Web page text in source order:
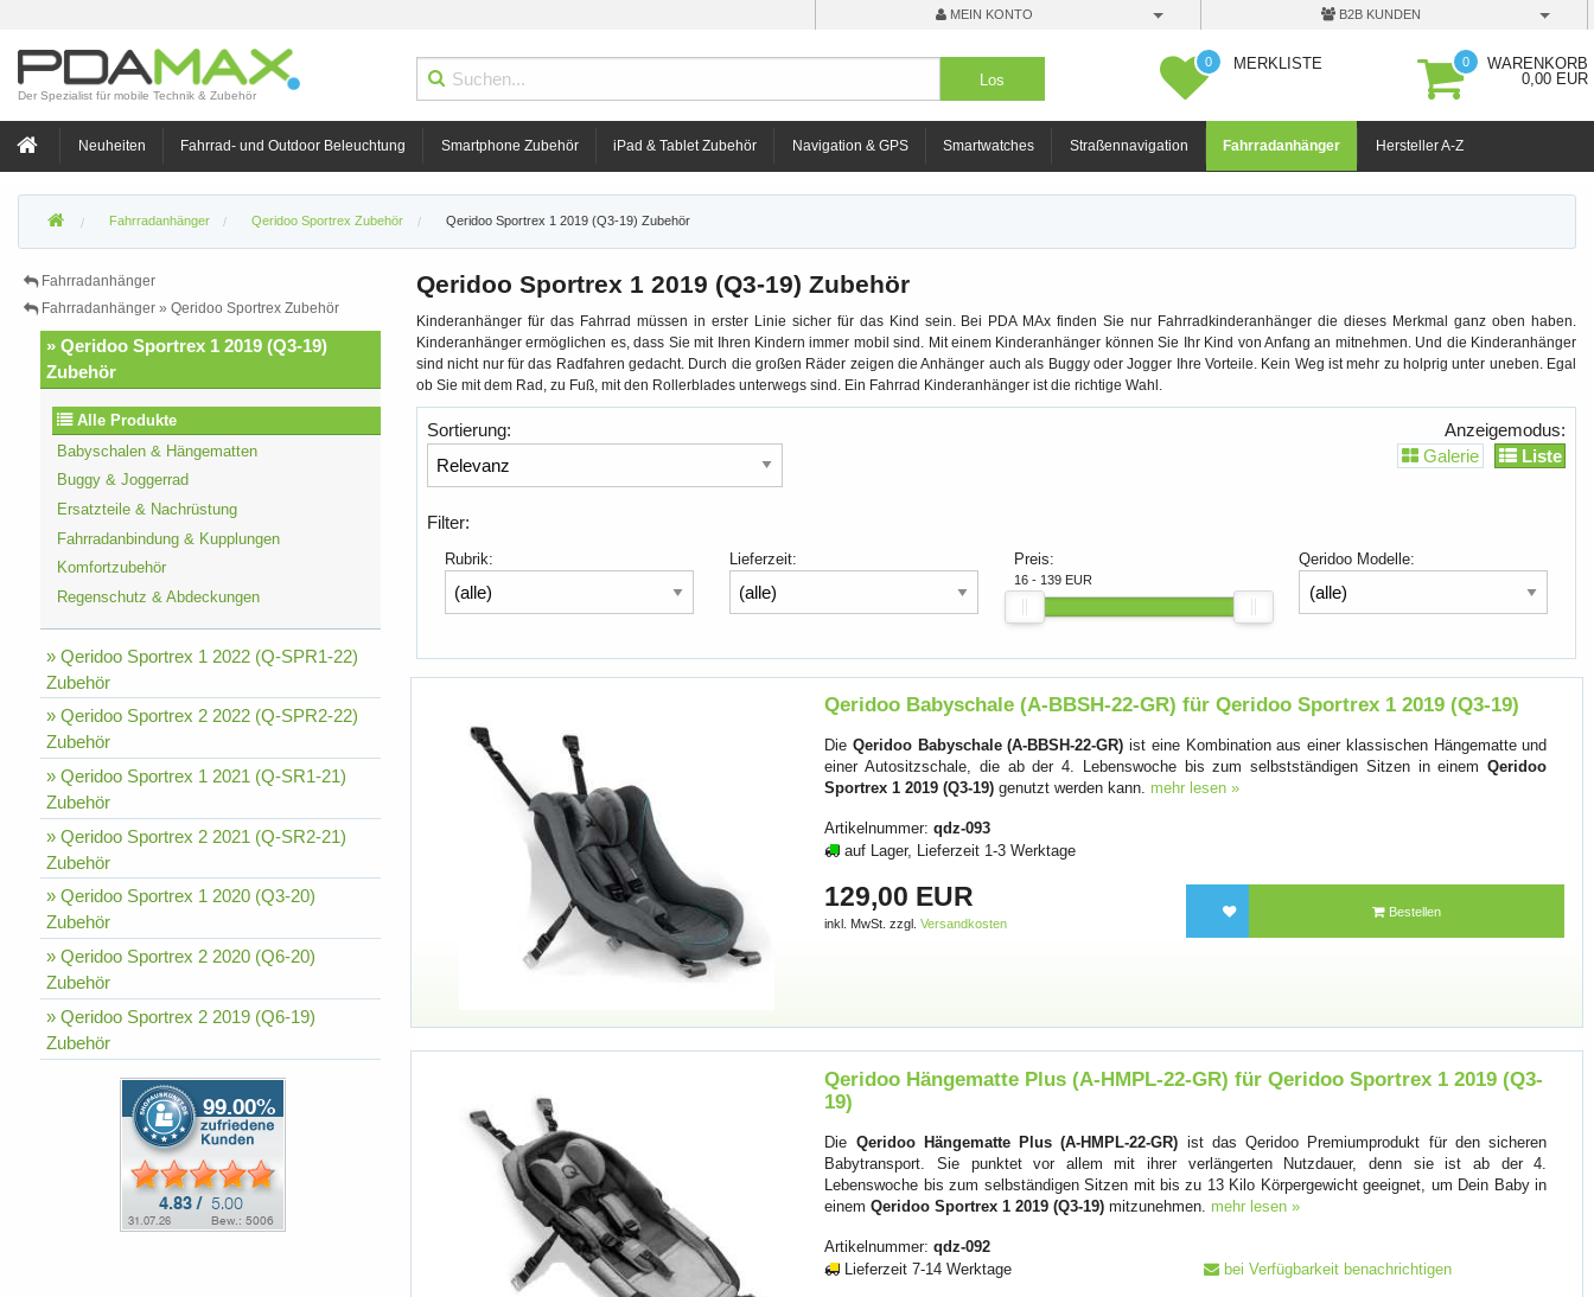
MEIN KONTO B2B KUNDEN
Der Spezialist für mobile Technik & Zubehör
0 MERKLISTE 0
WARENKORB
0,00 EUR
Neuheiten Fahrrad- und Outdoor Beleuchtung Smartphone Zubehör iPad & Tablet Zubehör Navigation & GPS Smartwatches Straßennavigation Fahrradanhänger Hersteller A-Z
Fahrradanhänger Qeridoo Sportrex Zubehör Qeridoo Sportrex 1 2019 (Q3-19) Zubehör
Qeridoo Sportrex 1 2019 (Q3-19) Zubehör
Kinderanhänger für das Fahrrad müssen in erster Linie sicher für das Kind sein. Bei PDA MAx finden Sie nur Fahrradkinderanhänger die dieses Merkmal ganz oben haben.
Kinderanhänger ermöglichen es, dass Sie mit Ihren Kindern immer mobil sind. Mit einem Kinderanhänger können Sie Ihr Kind von Anfang an mitnehmen. Und die Kinderanhänger
sind nicht nur für das Radfahren gedacht. Durch die großen Räder zeigen die Anhänger auch als Buggy oder Jogger Ihre Vorteile. Kein Weg ist mehr zu holprig unter uneben. Egal
ob Sie mit dem Rad, zu Fuß, mit den Rollerblades unterwegs sind. Ein Fahrrad Kinderanhänger ist die richtige Wahl.
Sortierung:
Anzeigemodus:
Galerie
Liste
Filter:
Rubrik: Lieferzeit: Preis:
16 - 139 EUR
Qeridoo Modelle:
Qeridoo Babyschale (A-BBSH-22-GR) für Qeridoo Sportrex 1 2019 (Q3-19)
Die Qeridoo Babyschale (A-BBSH-22-GR) ist eine Kombination aus einer klassischen Hängematte und
einer Autositzschale, die ab der 4. Lebenswoche bis zum selbstständigen Sitzen in einemQeridoo
Sportrex 1 2019 (Q3-19) genutzt werden kann. mehr lesen »
Artikelnummer:qdz-093
auf Lager, Lieferzeit 1-3 Werktage
129,00 EUR
inkl. MwSt. zzgl.Versandkosten
Bestellen
Qeridoo Hängematte Plus (A-HMPL-22-GR) für Qeridoo Sportrex 1 2019 (Q3-
19)
Die Qeridoo Hängematte Plus (A-HMPL-22-GR) ist das Qeridoo Premiumprodukt für den sicheren
Babytransport. Sie punktet vor allem mit ihrer verlängerten Nutzdauer, denn sie ist ab der 4.
Lebenswoche bis zum selbständigen Sitzen mit bis zu 13 Kilo Körpergewicht geeignet, um Dein Baby in
einemQeridoo Sportrex 1 2019 (Q3-19) mitzunehmen. mehr lesen »
Artikelnummer:qdz-092
Lieferzeit 7-14 Werktage
bei Verfügbarkeit benachrichtigen
Fahrradanhänger
Fahrradanhänger » Qeridoo Sportrex Zubehör
» Qeridoo Sportrex 1 2019 (Q3-19)
Zubehör
Alle Produkte
Babyschalen & Hängematten
Buggy & Joggerrad
Ersatzteile & Nachrüstung
Fahrradanbindung & Kupplungen
Komfortzubehör
Regenschutz & Abdeckungen
» Qeridoo Sportrex 1 2022 (Q-SPR1-22)
Zubehör
» Qeridoo Sportrex 2 2022 (Q-SPR2-22)
Zubehör
» Qeridoo Sportrex 1 2021 (Q-SR1-21)
Zubehör
» Qeridoo Sportrex 2 2021 (Q-SR2-21)
Zubehör
» Qeridoo Sportrex 1 2020 (Q3-20)
Zubehör
» Qeridoo Sportrex 2 2020 (Q6-20)
Zubehör
» Qeridoo Sportrex 2 2019 (Q6-19)
Zubehör